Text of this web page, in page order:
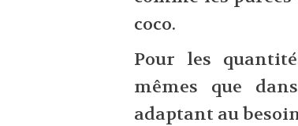
coco.
Pour les
mêmes que
adaptant au